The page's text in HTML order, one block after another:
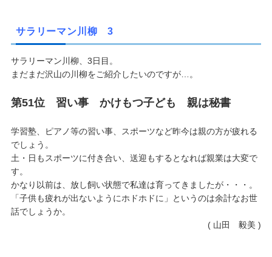
サラリーマン川柳 3
サラリーマン川柳、3日目。
まだまだ沢山の川柳をご紹介したいのですが…。
第51位 習い事 かけもつ子ども 親は秘書
学習塾、ピアノ等の習い事、スポーツなど昨今は親の方が疲れる
でしょう。
土・日もスポーツに付き合い、送迎もするとなれば親業は大変で
す。
かなり以前は、放し飼い状態で私達は育ってきましたが・・・。
「子供も疲れが出ないようにホドホドに」というのは余計なお世
話でしょうか。
( 山田 毅美 )